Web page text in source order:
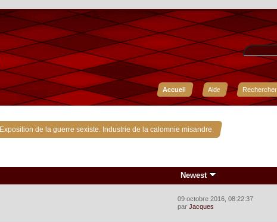
Accueil
Aide Rechercher
Exposition de la guerre sexiste. Industrie de la calomnie misandre.
Newest
09 octobre 2016, 08:22:37
parJacques